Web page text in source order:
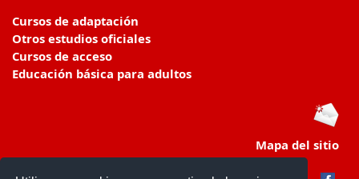
Cursos de adaptación
Otros estudios oficiales
Cursos de acceso
Educación básica para adultos
Mapa del sitio